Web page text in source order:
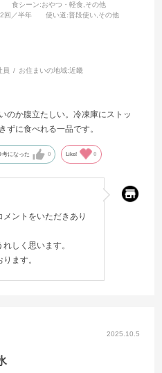
食シーン:おやつ・軽食,その他
回／半年 使い道:普段使い,その他
員 お住まいの地域:近畿
のか腹立たしい。冷凍庫にストッ
ずに食べれる一品です。
考になった 0 Like! 0
ントをいただきあり
しく思います。
ます。
2025.10.5